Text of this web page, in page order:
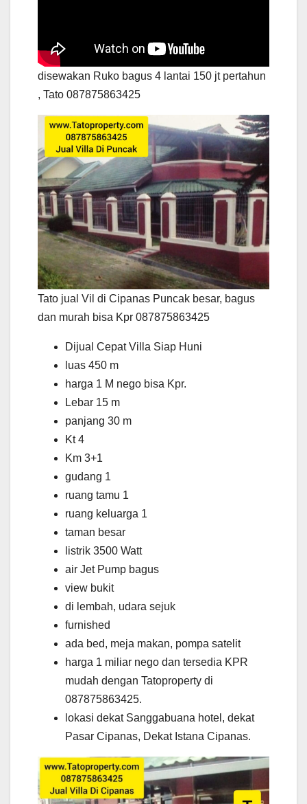
disewakan Ruko bagus 4 lantai 150 jt pertahun
, Tato 087875863425
Tato jual Vil di Cipanas Puncak besar, bagus
dan murah bisa Kpr 087875863425
Dijual Cepat Villa Siap Huni
luas 450 m
harga 1 M nego bisa Kpr.
Lebar 15 m
panjang 30 m
Kt 4
Km 3+1
gudang 1
ruang tamu 1
ruang keluarga 1
taman besar
listrik 3500 Watt
air Jet Pump bagus
view bukit
di lembah, udara sejuk
furnished
ada bed, meja makan, pompa satelit
harga 1 miliar nego dan tersedia KPR
mudah dengan Tatoproperty di
087875863425.
lokasi dekat Sanggabuana hotel, dekat
Pasar Cipanas, Dekat Istana Cipanas.